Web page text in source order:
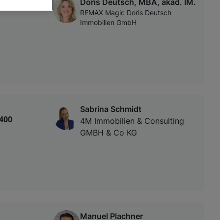
REMAX Magic Doris Deutsch
Immobilien GmbH
Sabrina Schmidt
4M Immobilien & Consulting
GMBH & Co KG
Manuel Plachner
oder Zugriff